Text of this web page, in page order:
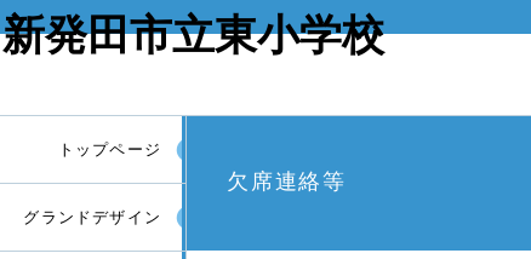
新発田市立東小学校
欠席連絡等
トップページ
グランドデザイン